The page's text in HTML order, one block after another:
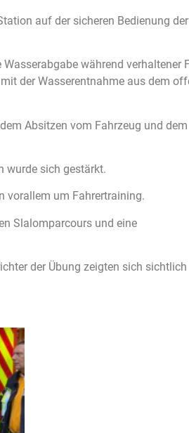
auf der sicheren Bedienung der
während verhaltener
der Wasserentnahme aus dem
Absitzen vom Fahrzeug und dem
wurde sich gestärkt.
vorallem um Fahrertraining.
Slalomparcours und eine
der Übung zeigten sich sichtlich